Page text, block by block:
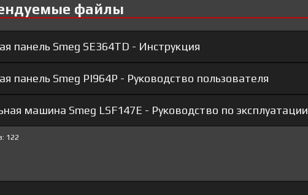
файлы
панель Smeg SE364TD - Инструкция
панель Smeg PI964P - Руководство пользователя
машина Smeg LSF147E - Руководство по эксплуатации
122